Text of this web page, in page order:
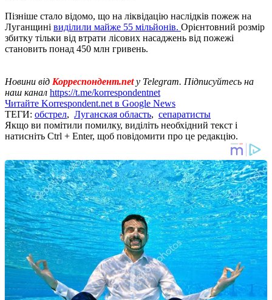
Пізніше стало відомо, що на ліквідацію наслідків пожеж на
Луганщині виділили майже 55 мільйонів. Орієнтовний розмір
збитку тільки від втрати лісових насаджень від пожежі
становить понад 450 млн гривень.
Новини від Корреспондент.net у Telegram. Підписуйтесь на
наш канал https://t.me/korrespondentnet
Читайте Korrespondent.net в Google News
ТЕГИ: обстрел, Луганская область, сепаратисты
Якщо ви помітили помилку, виділіть необхідний текст і
натисніть Ctrl + Enter, щоб повідомити про це редакцію.